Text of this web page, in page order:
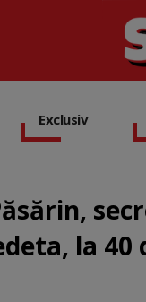
Exclusiv
la 40